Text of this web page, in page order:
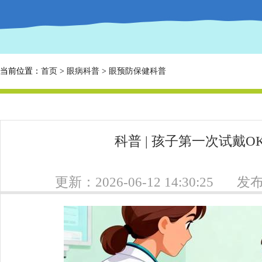
当前位置： 首页 > 眼病科普 > 眼预防保健科普
科普 | 孩子第一次试戴
更新：2026-06-12 14:30:25 发